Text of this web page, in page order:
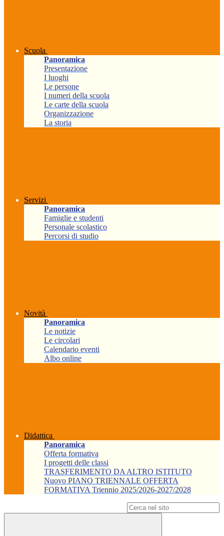
Scuola
Panoramica
Presentazione
I luoghi
Le persone
I numeri della scuola
Le carte della scuola
Organizzazione
La storia
Servizi
Panoramica
Famiglie e studenti
Personale scolastico
Percorsi di studio
Novità
Panoramica
Le notizie
Le circolari
Calendario eventi
Albo online
Didattica
Panoramica
Offerta formativa
I progetti delle classi
TRASFERIMENTO DA ALTRO ISTITUTO
Nuovo PIANO TRIENNALE OFFERTA
FORMATIVA Triennio 2025/2026-2027/2028